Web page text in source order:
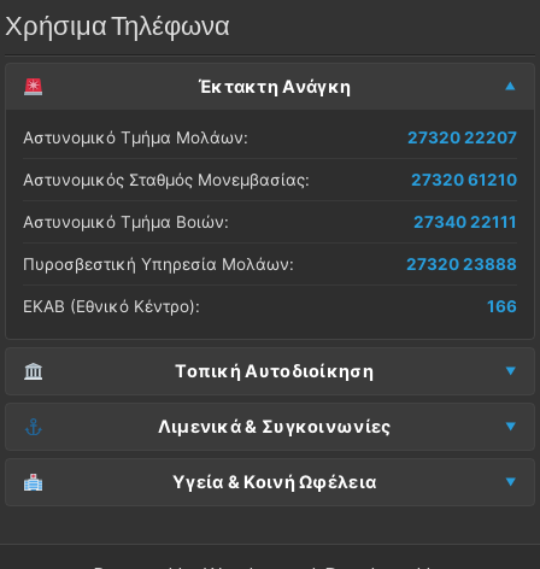
Χρήσιμα Τηλέφωνα
Έκτακτη Ανάγκη
Αστυνομικό Τμήμα Μολάων: 27320 22207
Αστυνομικός Σταθμός Μονεμβασίας: 27320 61210
Αστυνομικό Τμήμα Βοιών: 27340 22111
Πυροσβεστική Υπηρεσία Μολάων: 27320 23888
ΕΚΑΒ (Εθνικό Κέντρο): 166
Τοπική Αυτοδιοίκηση
Δήμος Μονεμβασίας (Έδρα):
Λιμενικά & Συγκοινωνίες
Λιμεναρχείο Μονεμβασίας:
Υγεία & Κοινή Ωφέλεια